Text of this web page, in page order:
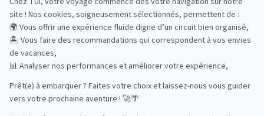
Road Trips
Safari
Sénior